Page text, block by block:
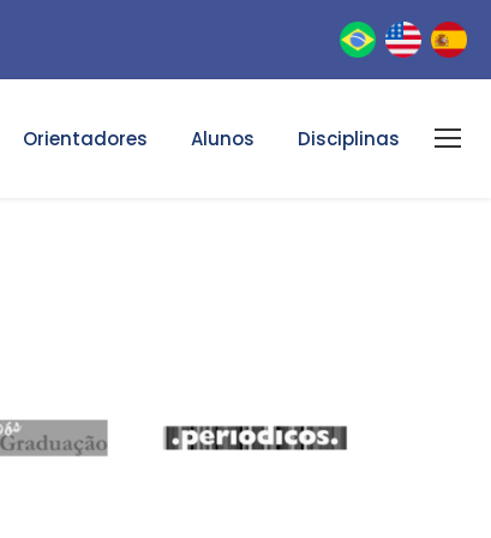
Orientadores Alunos Disciplinas